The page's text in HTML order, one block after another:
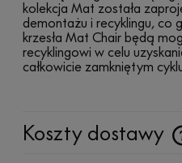
kolekcja Mat została
demontażu i recyklingu, co
krzesła Mat Chair będą
recyklingowi w celu
całkowicie zamkniętym
Koszty dostawy
Cena nie zawiera ewentualnych